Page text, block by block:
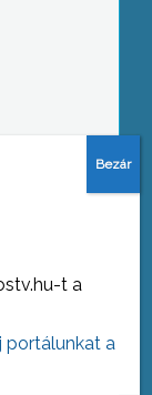
t a
portálunkat a